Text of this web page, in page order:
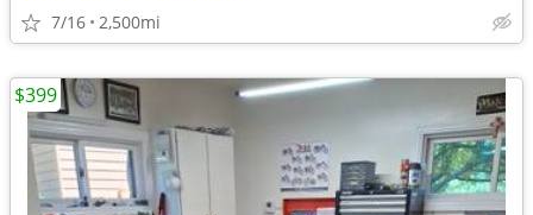
7/16 2,500mi
$399